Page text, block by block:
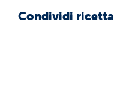
Condividi ricetta